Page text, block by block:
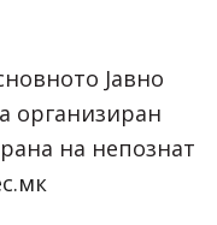
Јавно
организиран
на непознат